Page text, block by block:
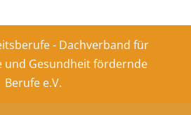
- Dachverband für
und Gesundheit fördernde
Berufe e.V.